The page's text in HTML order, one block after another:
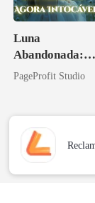
Luna
Abandonada:
Agora Intocável
PageProfit Studio